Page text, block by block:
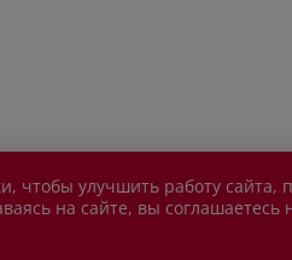
чтобы улучшить работу сайта,
на сайте, вы соглашаетесь